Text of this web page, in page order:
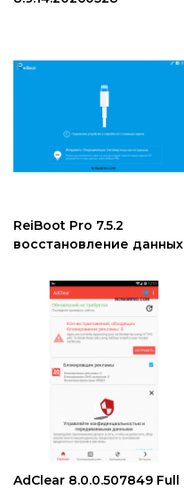
ReiBoot Pro 7.5.2
восстановление данных
AdClear 8.0.0.507849 Full